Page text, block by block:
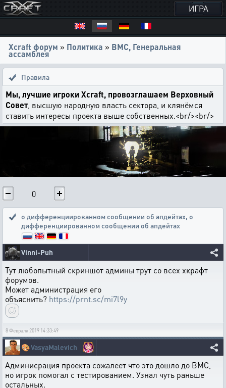
ИГРА
Xcraft форум » Политика » ВМС, Генеральная
ассамблея
Правила
Мы, лучшие игроки Xcraft, провозглашаем Верховный
Совет, высшую народную власть сектора, и клянёмся
ставить интересы проекта выше собственных.<br/><br/>
0
о дифференциированном сообщении об апдейтах, о
дифференциированном сообщении об апдейтах
Vinni-Puh
Тут любопытный скриншот админы трут со всех хкрафт
форумов.
Может администрация его
объяснить? https://prnt.sc/mi7l9y
8 Февраля 2019 14:33:49
🎨VasyaMalevich
Админисрация проекта сожалеет что это дошло до ВМС,
но игрок помогал с тестированием. Узнал чуть раньше
остальных.